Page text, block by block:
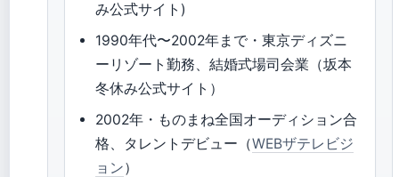
み公式サイト)
1990年代〜2002年まで・東京ディズニ
ーリゾート勤務、結婚式場司会業（坂本
冬休み公式サイト）
2002年・ものまね全国オーディション合
格、タレントデビュー（WEBザテレビジ
ョン）